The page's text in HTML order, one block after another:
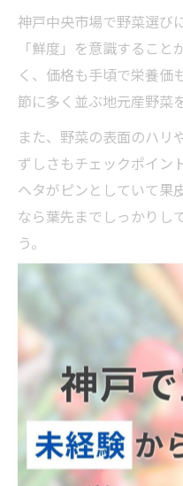
神戸中央市場で野菜選び
「鮮度」を意識するこ
く、価格も手頃で栄養価
節に多く並ぶ地元産野菜
また、野菜の表面のハリ
ずしさもチェックポイン
ヘタがピンとしていて果
なら葉先までしっかりし
う。
迷った時は他のお客様
察したり、店頭のPOP
ください。こうした工夫
市場で失敗しない野菜選
市場スタッフに聞く神
神戸中央市場のスタッ
や、その時期に一番美